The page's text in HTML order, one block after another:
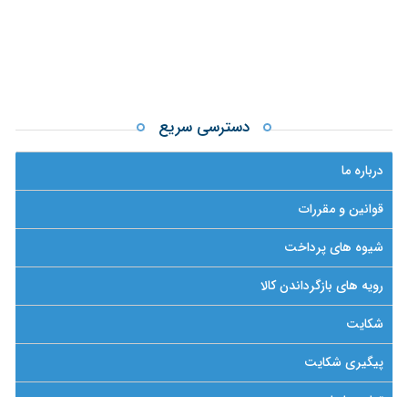
دسترسی سریع
درباره ما
قوانین و مقررات
شیوه های پرداخت
رویه های بازگرداندن کالا
شکایت
پیگیری شکایت